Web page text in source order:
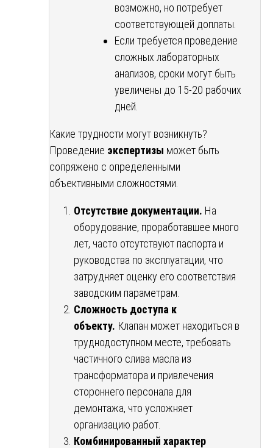
возможно, но потребует
соответствующей доплаты.
Если требуется проведение
сложных лабораторных
анализов, сроки могут быть
увеличены до 15-20 рабочих
дней.
Какие трудности могут возникнуть?
Проведение экспертизы может быть
сопряжено с определенными
объективными сложностями.
Отсутствие документации. На
оборудование, проработавшее много
лет, часто отсутствуют паспорта и
руководства по эксплуатации, что
затрудняет оценку его соответствия
заводским параметрам.
Сложность доступа к
объекту. Клапан может находиться в
труднодоступном месте, требовать
частичного слива масла из
трансформатора и привлечения
стороннего персонала для
демонтажа, что усложняет
организацию работ.
Комбинированный характер